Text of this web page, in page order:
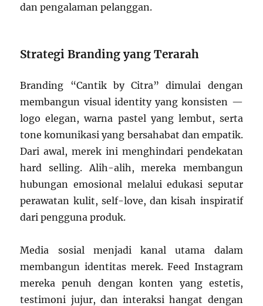
dan pengalaman pelanggan.
Strategi Branding yang Terarah
Branding “Cantik by Citra” dimulai dengan
membangun visual identity yang konsisten —
logo elegan, warna pastel yang lembut, serta
tone komunikasi yang bersahabat dan empatik.
Dari awal, merek ini menghindari pendekatan
hard selling. Alih-alih, mereka membangun
hubungan emosional melalui edukasi seputar
perawatan kulit, self-love, dan kisah inspiratif
dari pengguna produk.
Media sosial menjadi kanal utama dalam
membangun identitas merek. Feed Instagram
mereka penuh dengan konten yang estetis,
testimoni jujur, dan interaksi hangat dengan